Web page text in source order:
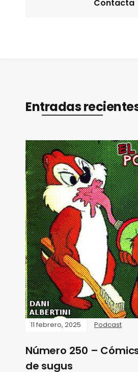
Contacta
Entradas
11 febrero, 2025 Podcast
Número 250 –
de sugus